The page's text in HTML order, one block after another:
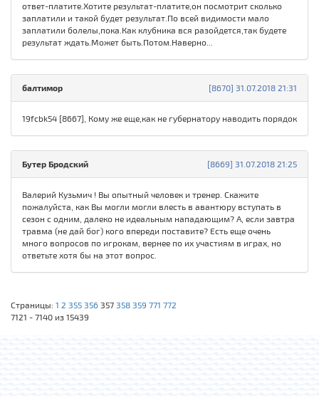
ответ-платите.Хотите результат-платите,он посмотрит сколько
заплатили и такой будет результат.По всей видимости мало
заплатили болелы,пока.Как клубника вся разойдется,так будете
результат ждать.Может быть.Потом.Наверно...
[8670] 31.07.2018 21:31
балтимор
19fcbk54 [8667], Кому же еще,как не губернатору наводить порядок
[8669] 31.07.2018 21:25
Бутер Бродский
Валерий Кузьмич ! Вы опытный человек и тренер. Скажите
пожалуйста, как Вы могли могли влесть в авантюру вступать в
сезон с одним, далеко не идеальным нападающим? А, если завтра
травма (не дай бог) кого впереди поставите? Есть еще очень
много вопросов по игрокам, вернее по их участиям в играх, но
ответьте хотя бы на этот вопрос.
Страницы: 1 2 355 356 357 358 359 771 772
7121 - 7140 из 15439